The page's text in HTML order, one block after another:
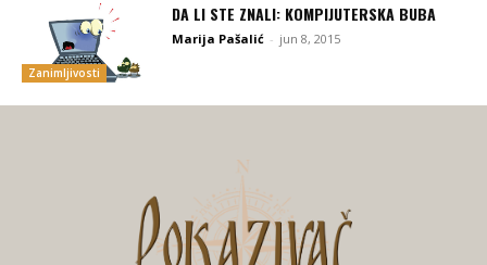
Zanimljivosti
DA LI STE ZNALI: KOMPIJUTERSKA BUBA
Marija Pašalić - jun 8, 2015